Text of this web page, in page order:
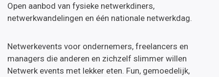
Open aanbod van fysieke netwerkdiners,
netwerkwandelingen en één nationale netwerkdag.
Netwerkevents voor ondernemers, freelancers en
managers die anderen en zichzelf slimmer willen
Netwerk events met lekker eten. Fun, gemoedelijk,